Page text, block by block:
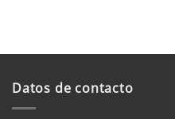
Datos de contacto